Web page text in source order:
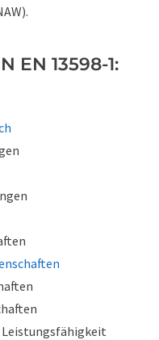
EN 13598-1:
Leistungsfähigkeit